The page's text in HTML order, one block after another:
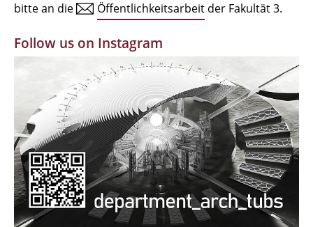
Zeichensäle
MBW | Modellbauwerkstatt
Alumni | cloud club
Dokumente und Downloads
bitte an die
Öffentlichkeitsarbeit der Fakultät 3.
Follow us on Instagram